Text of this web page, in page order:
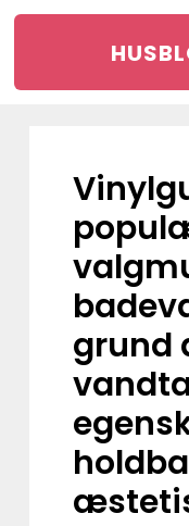
Vinylgulve er en
grund